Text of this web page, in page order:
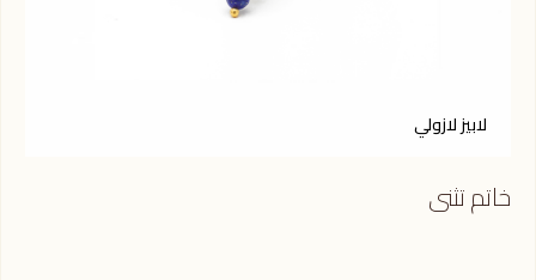
لابيز لازولي
خاتم تثنى